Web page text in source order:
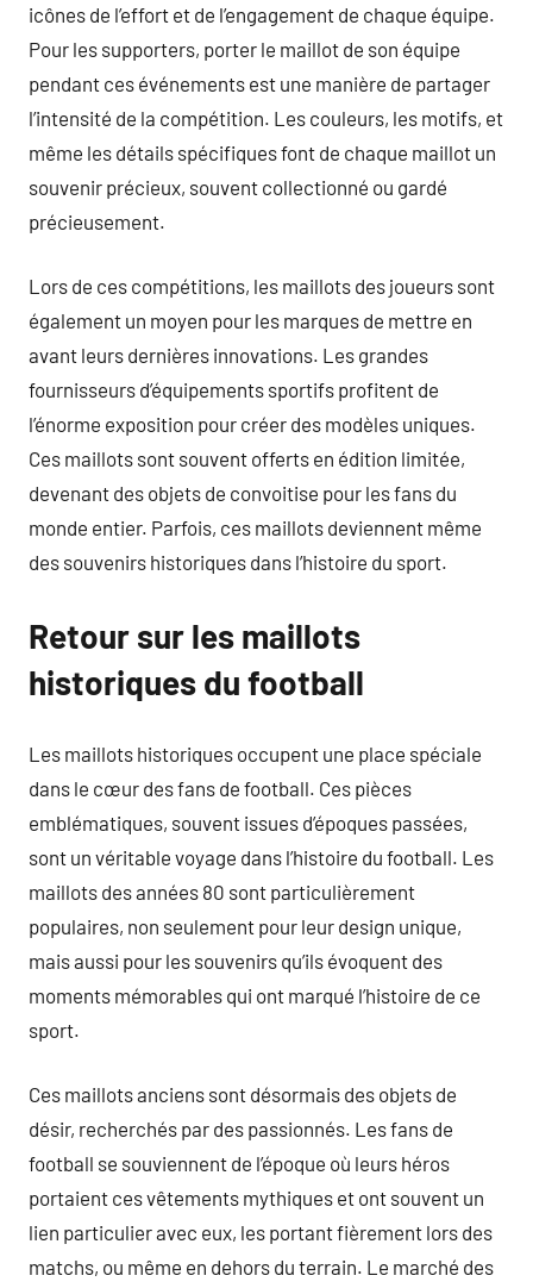
icônes de l’effort et de l’engagement de chaque équipe.
Pour les supporters, porter le maillot de son équipe
pendant ces événements est une manière de partager
l’intensité de la compétition. Les couleurs, les motifs, et
même les détails spécifiques font de chaque maillot un
souvenir précieux, souvent collectionné ou gardé
précieusement.
Lors de ces compétitions, les maillots des joueurs sont
également un moyen pour les marques de mettre en
avant leurs dernières innovations. Les grandes
fournisseurs d’équipements sportifs profitent de
l’énorme exposition pour créer des modèles uniques.
Ces maillots sont souvent offerts en édition limitée,
devenant des objets de convoitise pour les fans du
monde entier. Parfois, ces maillots deviennent même
des souvenirs historiques dans l’histoire du sport.
Retour sur les maillots
historiques du football
Les maillots historiques occupent une place spéciale
dans le cœur des fans de football. Ces pièces
emblématiques, souvent issues d’époques passées,
sont un véritable voyage dans l’histoire du football. Les
maillots des années 80 sont particulièrement
populaires, non seulement pour leur design unique,
mais aussi pour les souvenirs qu’ils évoquent des
moments mémorables qui ont marqué l’histoire de ce
sport.
Ces maillots anciens sont désormais des objets de
désir, recherchés par des passionnés. Les fans de
football se souviennent de l’époque où leurs héros
portaient ces vêtements mythiques et ont souvent un
lien particulier avec eux, les portant fièrement lors des
matchs, ou même en dehors du terrain. Le marché des